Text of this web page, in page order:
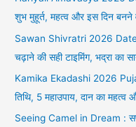
शुभ मुहूर्त, महत्व और इस दिन बनने
Sawan Shivratri 2026 Date
चढ़ाने की सही टाइमिंग, भद्रा का
Kamika Ekadashi 2026 Puja
तिथि, 5 महाउपाय, दान का महत्व
Seeing Camel in Dream :